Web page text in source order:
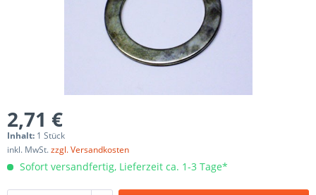
2,71 €
Inhalt: 1 Stück
inkl. MwSt.zzgl. Versandkosten
Sofort versandfertig, Lieferzeit ca. 1-3 Tage*